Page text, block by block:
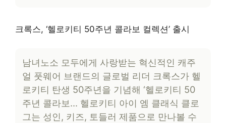
크록스, ‘헬로키티 50주년 콜라보 컬렉션’ 출시
남녀노소 모두에게 사랑받는 혁신적인 캐주
얼 풋웨어 브랜드의 글로벌 리더 크록스가 헬
로키티 탄생 50주년을 기념해 ‘헬로키티 50
주년 콜라보… 헬로키티 아이 엠 클래식 클로
그는 성인, 키즈, 토들러 제품으로 만나볼 수